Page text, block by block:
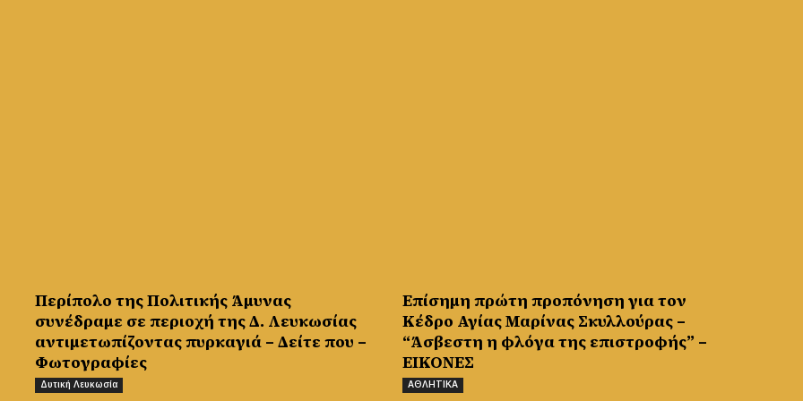
Περίπολο της Πολιτικής Άμυνας
συνέδραμε σε περιοχή της Δ. Λευκωσίας
αντιμετωπίζοντας πυρκαγιά – Δείτε που –
Φωτογραφίες
Δυτική Λευκωσία
Επίσημη πρώτη προπόνηση για τον
Κέδρο Αγίας Μαρίνας Σκυλλούρας –
“Άσβεστη η φλόγα της επιστροφής” –
ΕΙΚΟΝΕΣ
ΑΘΛΗΤΙΚΑ